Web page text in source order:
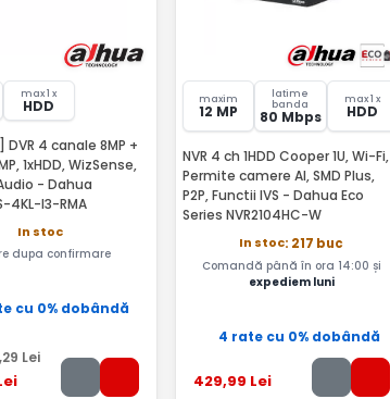
max 1 x
HDD
DVR 4 canale 8MP +
1xHDD, WizSense,
- Dahua
4KL-I3-RMA
In stoc
dupa confirmare
cu 0% dobândă
,29 Lei
maxim
12 MP
latime
banda
80 Mbps
max 1 x
HDD
NVR 4 ch 1HDD Cooper 1U, Wi-Fi,
Permite camere AI, SMD Plus,
P2P, Functii IVS - Dahua Eco
Series NVR2104HC-W
In stoc: 217 buc
Comandă până în ora 14:00 și
expediem luni
4 rate cu 0% dobândă
429,99 Lei